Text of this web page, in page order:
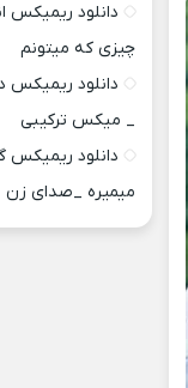
دانلود ریمیکس
چیزی که میتونم
دانلود ریمیکس
_ میکس ترکیبی
دانلود ریمیکس
میمیره _صدای زن